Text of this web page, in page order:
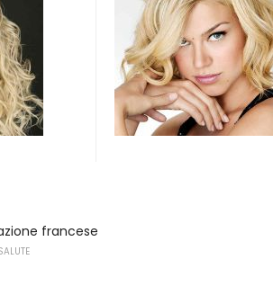
francese